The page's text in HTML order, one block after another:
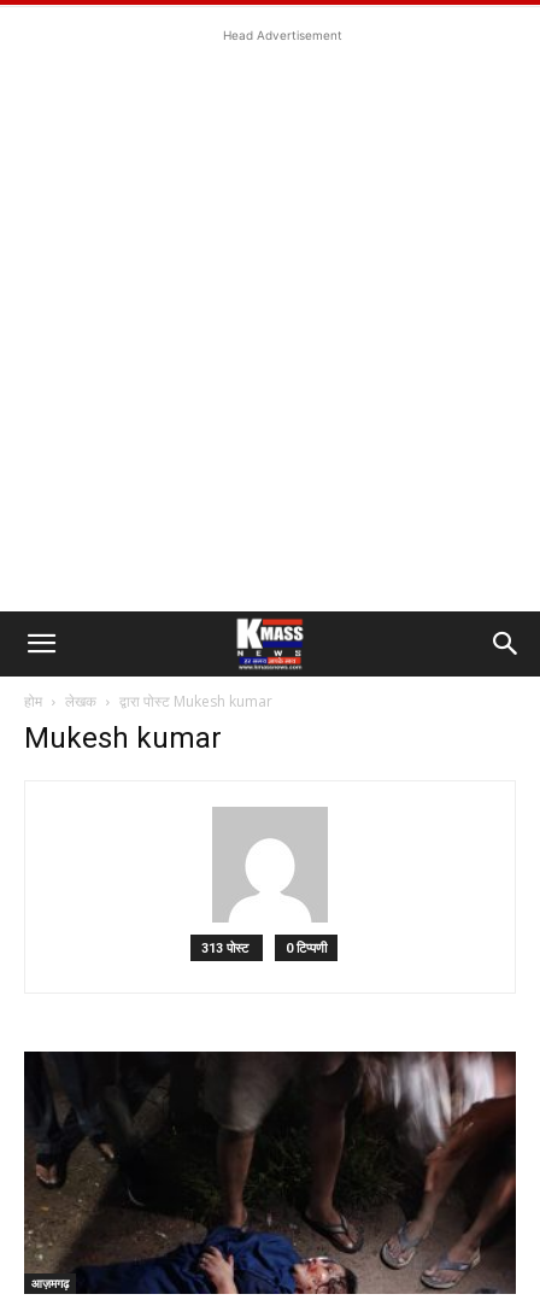
Head Advertisement
होम लेखक द्वारा पोस्ट Mukesh kumar
Mukesh kumar
313 पोस्ट 0 टिप्पणी
आज़मगढ़